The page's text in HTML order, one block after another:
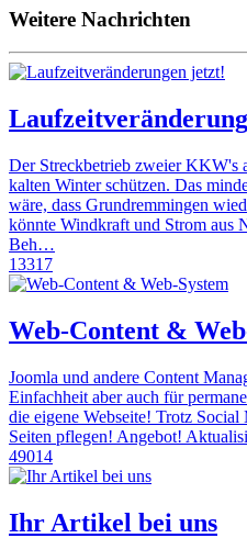
Weitere Nachrichten
Der Streckbetrieb zweier KKW's
kalten Winter schützen. Das
wäre, dass Grundremmingen
könnte Windkraft und Strom aus
Beh…
13317
Web-Content &
Joomla und andere Content
Einfachheit aber auch für
die eigene Webseite! Trotz
Seiten pflegen! Angebot!
49014
Ihr Artikel bei uns